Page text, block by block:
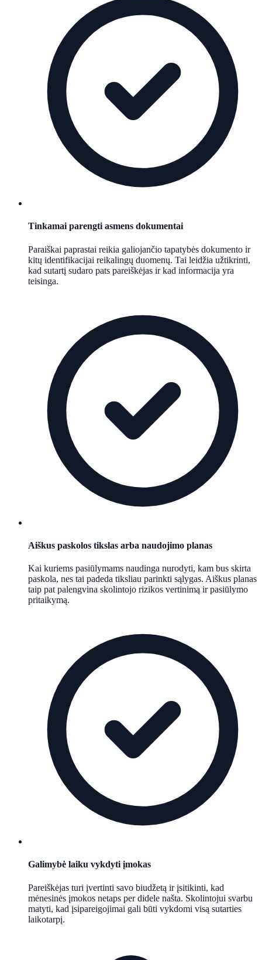
Tinkamai parengti asmens dokumentai
Paraiškai paprastai reikia galiojančio tapatybės dokumento ir
kitų identifikacijai reikalingų duomenų. Tai leidžia užtikrinti,
kad sutartį sudaro pats pareiškėjas ir kad informacija yra
teisinga.
Aiškus paskolos tikslas arba naudojimo planas
Kai kuriems pasiūlymams naudinga nurodyti, kam bus skirta
paskola, nes tai padeda tiksliau parinkti sąlygas. Aiškus planas
taip pat palengvina skolintojo rizikos vertinimą ir pasiūlymo
pritaikymą.
Galimybė laiku vykdyti įmokas
Pareiškėjas turi įvertinti savo biudžetą ir įsitikinti, kad
mėnesinės įmokos netaps per didele našta. Skolintojui svarbu
matyti, kad įsipareigojimai gali būti vykdomi visą sutarties
laikotarpį.